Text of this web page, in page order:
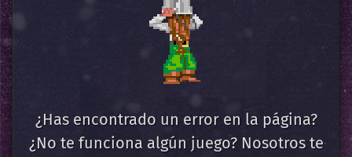
¿Has encontrado un error en la página?
¿No te funciona algún juego? Nosotros te